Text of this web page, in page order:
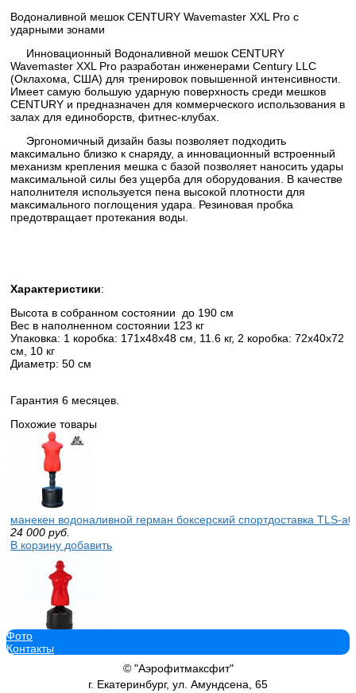
Водоналивной мешок CENTURY Wavemaster XXL Pro с
ударными зонами
Инновационный Водоналивной мешок CENTURY
Wavemaster XXL Pro разработан инженерами Century LLC
(Оклахома, США) для тренировок повышенной интенсивности.
Имеет самую большую ударную поверхность среди мешков
CENTURY и предназначен для коммерческого использования в
залах для единоборств, фитнес-клубах.
Эргономичный дизайн базы позволяет подходить
максимально близко к снаряду, а инновационный встроенный
механизм крепления мешка с базой позволяет наносить удары
максимальной силы без ущерба для оборудования. В качестве
наполнителя используется пена высокой плотности для
максимального поглощения удара. Резиновая пробка
предотвращает протекания воды.
Характеристики:
Высота в собранном состоянии до 190 см
Вес в наполненном состоянии 123 кг
Упаковка: 1 коробка: 171х48х48 см, 11.6 кг, 2 коробка: 72х40х72
см, 10 кг
Диаметр: 50 см
Гарантия 6 месяцев.
Похожие товары
манекен водоналивной герман боксерский спортдоставка TLS-
24 000 руб.
В корзину добавить
Манекен водоналивной герман боксерский спортдоставка DFC
Centurion красный TLS-CR Герман Спортдоставка
В корзину добавить
Фото
Контакты
© "Аэрофитмаксфит"
г. Екатеринбург, ул. Амундсена, 65